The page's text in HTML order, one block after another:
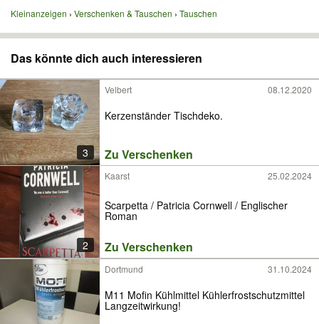
Kleinanzeigen Verschenken & Tauschen Tauschen
Das könnte dich auch interessieren
3
Velbert 08.12.2020
Kerzenständer Tischdeko.
Zu Verschenken
2
Kaarst 25.02.2024
Scarpetta / Patricia Cornwell / Englischer
Roman
Zu Verschenken
Dortmund 31.10.2024
M11 Mofin Kühlmittel Kühlerfrostschutzmittel
Langzeitwirkung!